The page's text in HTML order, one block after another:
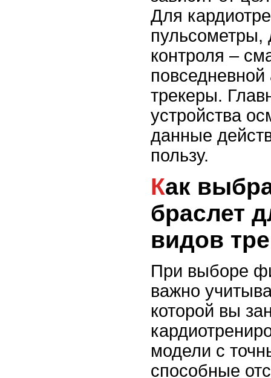
Для
пульсометры,
контроля –
повседневной
трекеры.
устройства
данные
пользу.
Как выбрать фитнес-
браслет
видов
При выборе
важно
которой вы
модели с
способные